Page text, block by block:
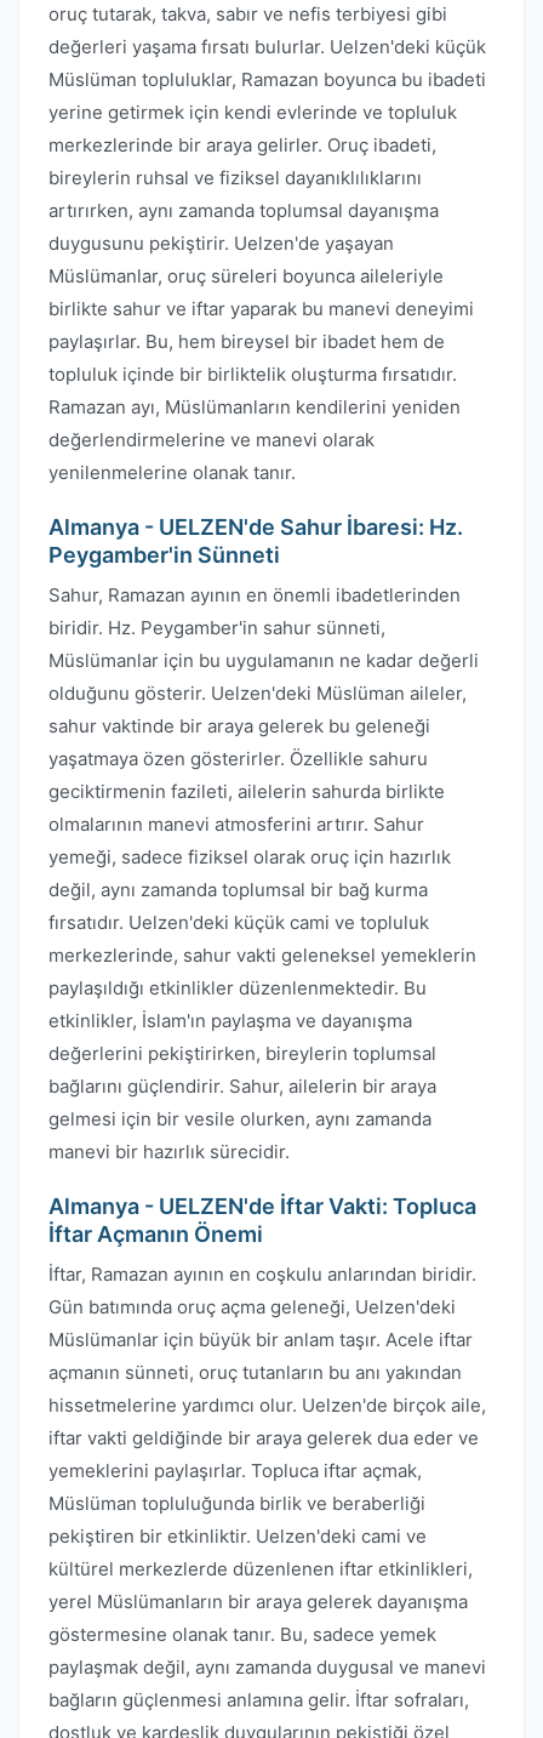
oruç tutarak, takva, sabır ve nefis terbiyesi gibi
değerleri yaşama fırsatı bulurlar. Uelzen'deki küçük
Müslüman topluluklar, Ramazan boyunca bu ibadeti
yerine getirmek için kendi evlerinde ve topluluk
merkezlerinde bir araya gelirler. Oruç ibadeti,
bireylerin ruhsal ve fiziksel dayanıklılıklarını
artırırken, aynı zamanda toplumsal dayanışma
duygusunu pekiştirir. Uelzen'de yaşayan
Müslümanlar, oruç süreleri boyunca aileleriyle
birlikte sahur ve iftar yaparak bu manevi deneyimi
paylaşırlar. Bu, hem bireysel bir ibadet hem de
topluluk içinde bir birliktelik oluşturma fırsatıdır.
Ramazan ayı, Müslümanların kendilerini yeniden
değerlendirmelerine ve manevi olarak
yenilenmelerine olanak tanır.
Almanya - UELZEN'de Sahur İbaresi: Hz.
Peygamber'in Sünneti
Sahur, Ramazan ayının en önemli ibadetlerinden
biridir. Hz. Peygamber'in sahur sünneti,
Müslümanlar için bu uygulamanın ne kadar değerli
olduğunu gösterir. Uelzen'deki Müslüman aileler,
sahur vaktinde bir araya gelerek bu geleneği
yaşatmaya özen gösterirler. Özellikle sahuru
geciktirmenin fazileti, ailelerin sahurda birlikte
olmalarının manevi atmosferini artırır. Sahur
yemeği, sadece fiziksel olarak oruç için hazırlık
değil, aynı zamanda toplumsal bir bağ kurma
fırsatıdır. Uelzen'deki küçük cami ve topluluk
merkezlerinde, sahur vakti geleneksel yemeklerin
paylaşıldığı etkinlikler düzenlenmektedir. Bu
etkinlikler, İslam'ın paylaşma ve dayanışma
değerlerini pekiştirirken, bireylerin toplumsal
bağlarını güçlendirir. Sahur, ailelerin bir araya
gelmesi için bir vesile olurken, aynı zamanda
manevi bir hazırlık sürecidir.
Almanya - UELZEN'de İftar Vakti: Topluca
İftar Açmanın Önemi
İftar, Ramazan ayının en coşkulu anlarından biridir.
Gün batımında oruç açma geleneği, Uelzen'deki
Müslümanlar için büyük bir anlam taşır. Acele iftar
açmanın sünneti, oruç tutanların bu anı yakından
hissetmelerine yardımcı olur. Uelzen'de birçok aile,
iftar vakti geldiğinde bir araya gelerek dua eder ve
yemeklerini paylaşırlar. Topluca iftar açmak,
Müslüman topluluğunda birlik ve beraberliği
pekiştiren bir etkinliktir. Uelzen'deki cami ve
kültürel merkezlerde düzenlenen iftar etkinlikleri,
yerel Müslümanların bir araya gelerek dayanışma
göstermesine olanak tanır. Bu, sadece yemek
paylaşmak değil, aynı zamanda duygusal ve manevi
bağların güçlenmesi anlamına gelir. İftar sofraları,
dostluk ve kardeşlik duygularının pekiştiği özel